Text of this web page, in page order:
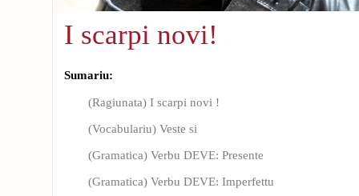
I scarpi novi!
Sumariu:
(Ragiunata) I scarpi novi !
(Vocabulariu) Veste si
(Gramatica) Verbu DEVE: Presente
(Gramatica) Verbu DEVE: Imperfettu